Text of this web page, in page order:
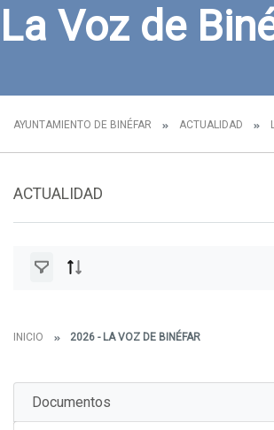
La Voz de
AYUNTAMIENTO DE BINÉFAR ACTUALIDAD
ACTUALIDAD
INICIO 2026 - LA VOZ DE BINÉFAR
Documentos